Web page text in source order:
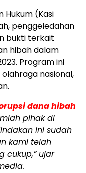
Hukum (Kasi
penggeledahan
bukti terkait
hibah dalam
Program ini
nasional,
dana hibah
pihak di
ini sudah
kami telah
cukup,” ujar